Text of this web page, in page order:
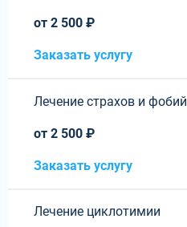
от 2 500 ₽
Заказать услугу
Лечение страхов и фобий
от 2 500 ₽
Заказать услугу
Лечение циклотимии